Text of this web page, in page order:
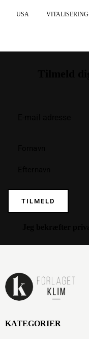
USA VITALISERING
TILMELD
KATEGORIER